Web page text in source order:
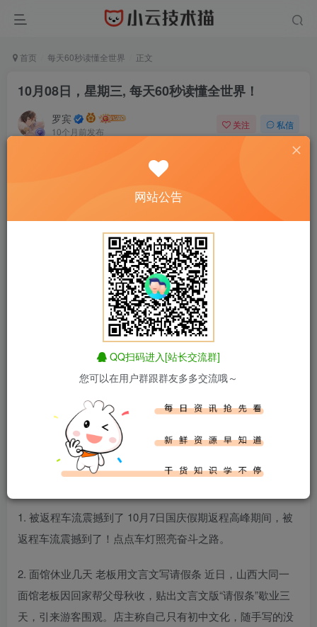
首页 每天60秒读懂全世界 正文
10月08日，星期三, 每天60秒读懂全世界！
罗宾
10个月前发布
关注 私信
正文开始阅读，请点击右上角“关注”按钮，关注作者
------正文内容展示，开始汲取新知识------
百度热搜新闻
新闻来源：百度热搜榜
1. 被返程车流震撼到了 10月7日国庆假期返程高峰期间，被
返程车流震撼到了！点点车灯照亮奋斗之路。
2. 面馆休业几天 老板用文言文写请假条 近日，山西大同一
面馆老板因回家帮父母秋收，贴出文言文版“请假条”歇业三
天，引来游客围观。店主称自己只有初中文化，随手写的没
网站公告
QQ扫码进入[站长交流群]
您可以在用户群跟群友多多交流哦～